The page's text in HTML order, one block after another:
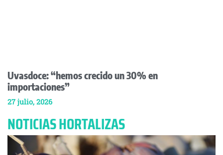
Uvasdoce: “hemos crecido un 30% en
importaciones”
27 julio, 2026
NOTICIAS HORTALIZAS